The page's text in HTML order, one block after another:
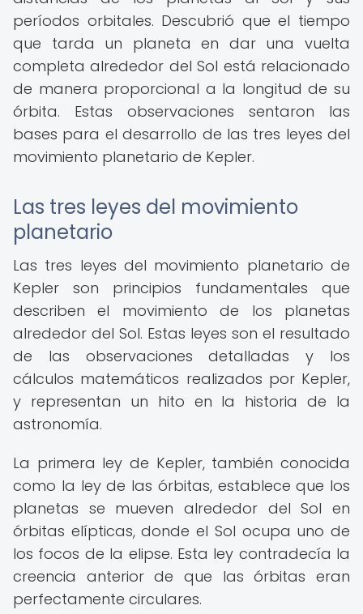
períodos orbitales. Descubrió que el tiempo
que tarda un planeta en dar una vuelta
completa alrededor del Sol está relacionado
de manera proporcional a la longitud de su
órbita. Estas observaciones sentaron las
bases para el desarrollo de las tres leyes del
movimiento planetario de Kepler.
Las tres leyes del movimiento
planetario
Las tres leyes del movimiento planetario de
Kepler son principios fundamentales que
describen el movimiento de los planetas
alrededor del Sol. Estas leyes son el resultado
de las observaciones detalladas y los
cálculos matemáticos realizados por Kepler,
y representan un hito en la historia de la
astronomía.
La primera ley de Kepler, también conocida
como la ley de las órbitas, establece que los
planetas se mueven alrededor del Sol en
órbitas elípticas, donde el Sol ocupa uno de
los focos de la elipse. Esta ley contradecía la
creencia anterior de que las órbitas eran
perfectamente circulares.